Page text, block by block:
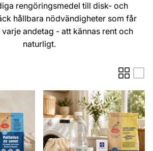
rengöringsmedel till disk- och
hållbara nödvändigheter som får
andetag - att kännas rent och
naturligt.